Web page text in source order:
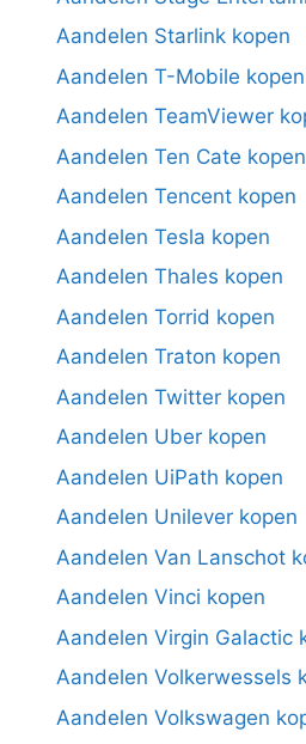
Aandelen Starlink kopen
Aandelen T-Mobile kopen
Aandelen TeamViewer
Aandelen Ten Cate kopen
Aandelen Tencent kopen
Aandelen Tesla kopen
Aandelen Thales kopen
Aandelen Torrid kopen
Aandelen Traton kopen
Aandelen Twitter kopen
Aandelen Uber kopen
Aandelen UiPath kopen
Aandelen Unilever kopen
Aandelen Van Lanschot
Aandelen Vinci kopen
Aandelen Virgin Galactic
Aandelen Volkerwessels
Aandelen Volkswagen